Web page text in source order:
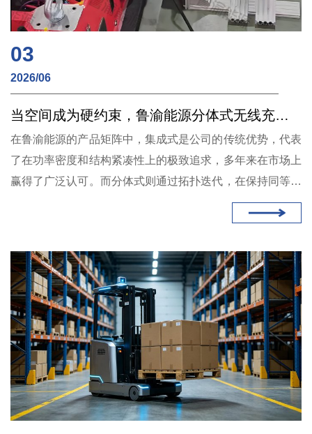
03
2026/06
当空间成为硬约束，鲁渝能源分体式无线充电的线圈更薄体积更小
在鲁渝能源的产品矩阵中，集成式是公司的传统优势，代表
了在功率密度和结构紧凑性上的极致追求，多年来在市场上
赢得了广泛认可。而分体式则通过拓扑迭代，在保持同等功
率等级的前提下，为安装空间紧张的设备提供了另一种解决